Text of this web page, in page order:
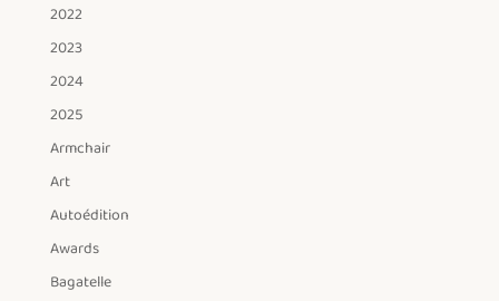
2022
2023
2024
2025
Armchair
Art
Autoédition
Awards
Bagatelle